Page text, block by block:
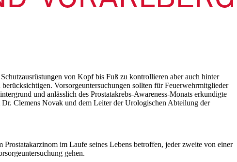
von Kopf bis Fuß zu kontrollieren aber auch hinter
Vorsorgeuntersuchungen sollten für Feuerwehrmitglieder
und anlässlich des Prostatakrebs-Awareness-Monats erkundigte
Clemens Novak und dem Leiter der Urologischen Abteilung der
im Laufe seines Lebens betroffen, jeder zweite von einer
gehen.